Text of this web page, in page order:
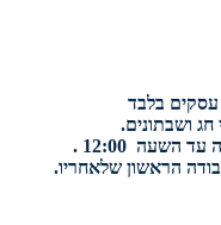
עסקים בלבד
חג ושבתונים.
12:00 .